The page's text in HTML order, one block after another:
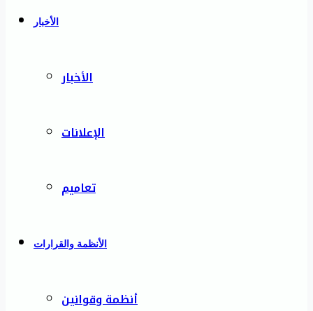
الأخبار
الأخبار
الإعلانات
تعاميم
الأنظمة والقرارات
أنظمة وقوانين